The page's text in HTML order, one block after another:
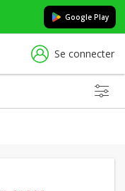
Google Play
Se connecter